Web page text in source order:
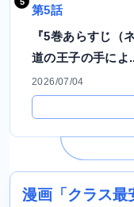
第5話
『5巻あらすじ（
道の王子の手によ
2026/07/04
漫画「クラス最